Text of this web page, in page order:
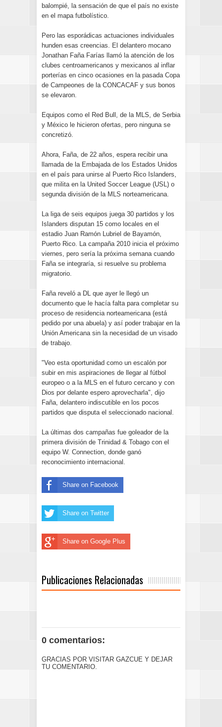
balompié, la sensación de que el país no existe
en el mapa futbolístico.
Pero las esporádicas actuaciones individuales
hunden esas creencias. El delantero mocano
Jonathan Faña Farías llamó la atención de los
clubes centroamericanos y mexicanos al inflar
porterías en cinco ocasiones en la pasada Copa
de Campeones de la CONCACAF y sus bonos
se elevaron.
Equipos como el Red Bull, de la MLS, de Serbia
y México le hicieron ofertas, pero ninguna se
concretizó.
Ahora, Faña, de 22 años, espera recibir una
llamada de la Embajada de los Estados Unidos
en el país para unirse al Puerto Rico Islanders,
que milita en la United Soccer League (USL) o
segunda división de la MLS norteamericana.
La liga de seis equipos juega 30 partidos y los
Islanders disputan 15 como locales en el
estadio Juan Ramón Lubriel de Bayamón,
Puerto Rico. La campaña 2010 inicia el próximo
viernes, pero sería la próxima semana cuando
Faña se integraría, si resuelve su problema
migratorio.
Faña reveló a DL que ayer le llegó un
documento que le hacía falta para completar su
proceso de residencia norteamericana (está
pedido por una abuela) y así poder trabajar en la
Unión Americana sin la necesidad de un visado
de trabajo.
"Veo esta oportunidad como un escalón por
subir en mis aspiraciones de llegar al fútbol
europeo o a la MLS en el futuro cercano y con
Dios por delante espero aprovecharla", dijo
Faña, delantero indiscutible en los pocos
partidos que disputa el seleccionado nacional.
La últimas dos campañas fue goleador de la
primera división de Trinidad & Tobago con el
equipo W. Connection, donde ganó
reconocimiento internacional.
Share on Facebook
Share on Twitter
Share on Google Plus
Publicaciones Relacionadas
0 comentarios:
GRACIAS POR VISITAR GAZCUE Y DEJAR
TU COMENTARIO.